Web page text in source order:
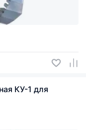
КУ-1 для